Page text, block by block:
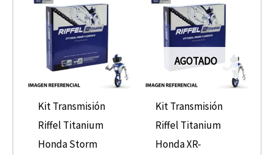
Kit Transmisión
Riffel Titanium
Honda Storm
AGOTADO
Kit Transmisión
Riffel Titanium
Honda XR-